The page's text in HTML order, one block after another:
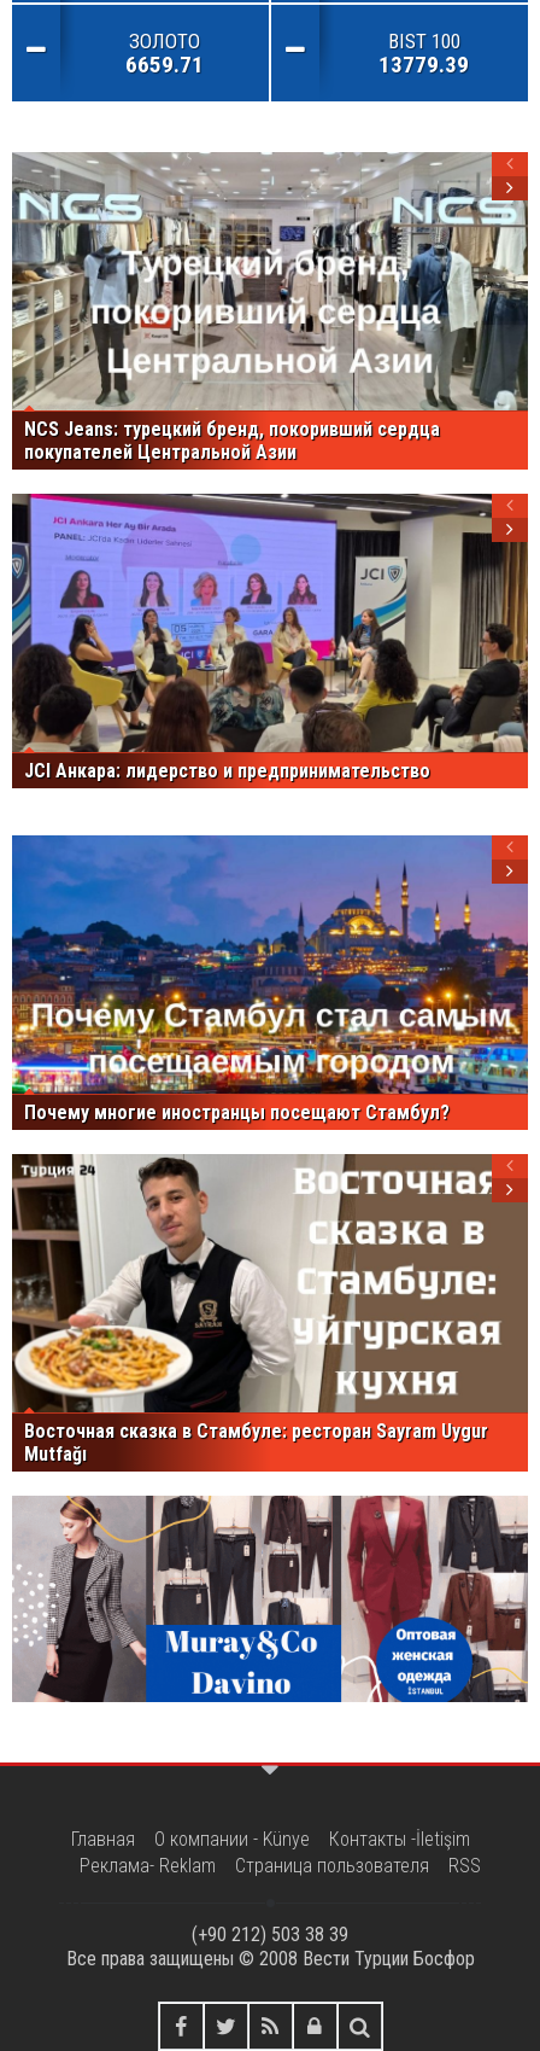
ЗОЛОТО
6659.71
BIST 100
13779.39
NCS Jeans: турецкий бренд, покоривший сердца
покупателей Центральной Азии
JCI Анкара: лидерство и предпринимательство
Почему многие иностранцы посещают Стамбул?
Восточная сказка в Стамбуле: ресторан Sayram Uygur
Mutfağı
Главная О компании - Künye
Контакты -İletişim
Реклама- Reklam
Страница пользователя RSS
(+90 212) 503 38 39
Все права защищены © 2008 Вести Турции Босфор